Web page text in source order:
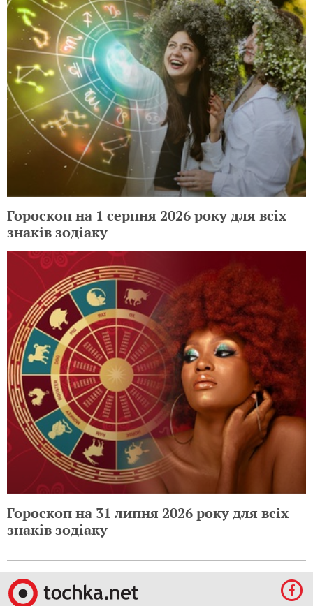
Гороскоп на 1 серпня 2026 року для всіх
знаків зодіаку
Гороскоп на 31 липня 2026 року для всіх
знаків зодіаку